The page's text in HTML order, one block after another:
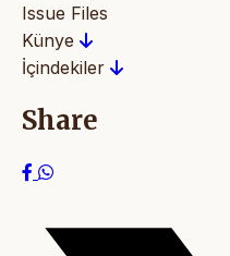
Issue Files
Künye
İçindekiler
Share